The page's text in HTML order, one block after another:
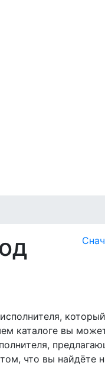
каталоге вы
что вы найдёте